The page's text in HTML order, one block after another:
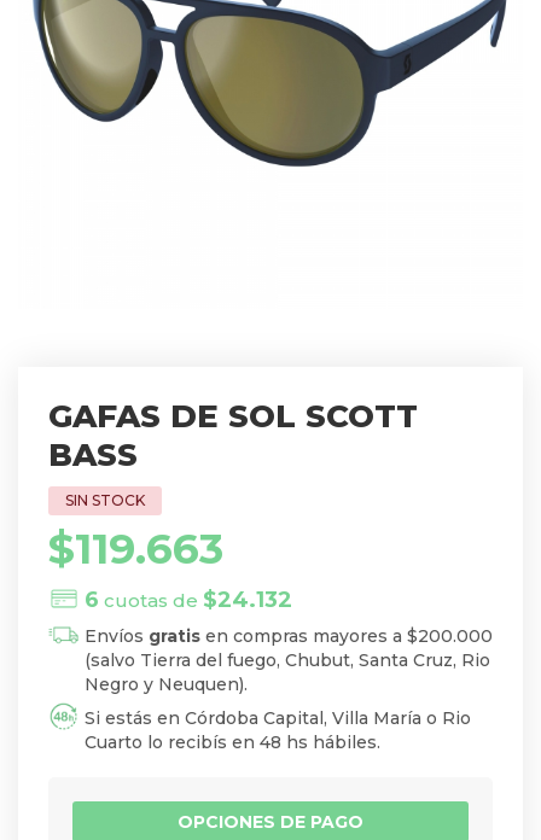
GAFAS DE SOL SCOTT
BASS
$119.663
6 cuotas de $24.132
OPCIONES DE PAGO
Envíos gratis en compras mayores a $200.000
(salvo Tierra del fuego, Chubut, Santa Cruz, Rio
Negro y Neuquen).
Si estás en Córdoba Capital, Villa María o Rio
Cuarto lo recibís en 48 hs hábiles.